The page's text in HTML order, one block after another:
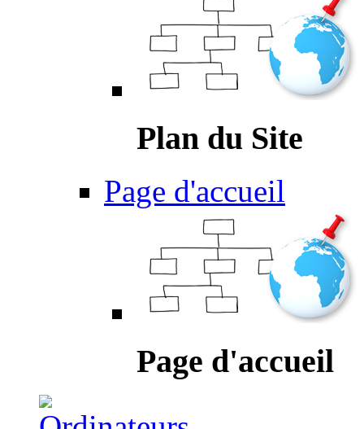
Plan du Site
Page d'accueil
Page d'accueil